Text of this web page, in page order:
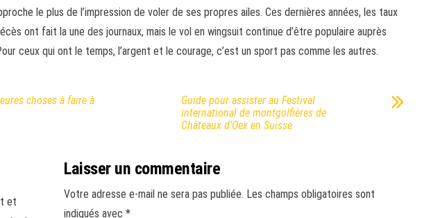
le plus de l’impression de voler de ses propres ailes. Ces dernières années, les taux
ont fait la une des journaux, mais le vol en wingsuit continue d’être populaire auprès
ceux qui ont le temps, l’argent et le courage, c’est un sport pas comme les autres.
choses à faire à
Guide pour assister au Festival
international de montgolfières de
Châteaux d’Oex en Suisse
et
Laisser un commentaire
Votre adresse e-mail ne sera pas publiée. Les champs obligatoires sont
indiqués avec *